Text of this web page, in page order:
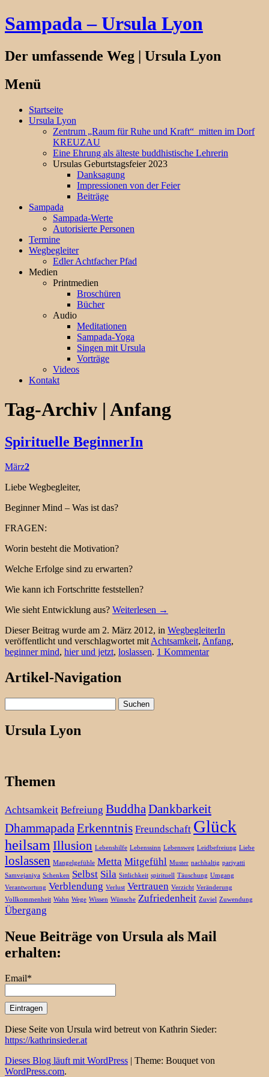
Sampada – Ursula Lyon
Der umfassende Weg | Ursula Lyon
Menü
Springe
zum
Startseite
Ursula Lyon
Zentrum „Raum für Ruhe und Kraft“ mitten im Dorf
KREUZAU
Eine Ehrung als älteste buddhistische Lehrerin
Ursulas Geburtstagsfeier 2023
Danksagung
Impressionen von der Feier
Beiträge
Sampada
Sampada-Werte
Autorisierte Personen
Termine
Wegbegleiter
Edler Achtfacher Pfad
Medien
Printmedien
Broschüren
Bücher
Audio
Meditationen
Sampada-Yoga
Singen mit Ursula
Vorträge
Videos
Kontakt
Tag-Archiv | Anfang
Spirituelle BeginnerIn
März2
Liebe Wegbegleiter,
Beginner Mind – Was ist das?
FRAGEN:
Worin besteht die Motivation?
Welche Erfolge sind zu erwarten?
Wie kann ich Fortschritte feststellen?
Wie sieht Entwicklung aus? Weiterlesen →
Dieser Beitrag wurde am 2. März 2012, in WegbegleiterIn
veröffentlicht und verschlagwortet mitAchtsamkeit, Anfang,
beginner mind, hier und jetzt, loslassen. 1 Kommentar
Artikel-Navigation
nach:
Ursula Lyon
Themen
Achtsamkeit Befreiung BuddhaDankbarkeit
DhammapadaErkenntnis Freundschaft Glück
heilsam Illusion Lebenshilfe Lebenssinn Lebensweg Leidbefreiung Liebe
loslassen Mangelgefühle Metta Mitgefühl Muster nachhaltig pariyatti
Samvejaniya Schenken Selbst Sila Sittlichkeit spirituell Täuschung Umgang
Verantwortung Verblendung Verlust Vertrauen Verzicht Veränderung
Vollkommenheit Wahn Wege Wissen Wünsche Zufriedenheit Zuviel Zuwendung
Übergang
Neue Beiträge von Ursula als Mail
erhalten:
Email*
Diese Seite von Ursula wird betreut von Kathrin Sieder:
https://kathrinsieder.at
Dieses Blog läuft mit WordPress | Theme: Bouquet von
WordPress.com.